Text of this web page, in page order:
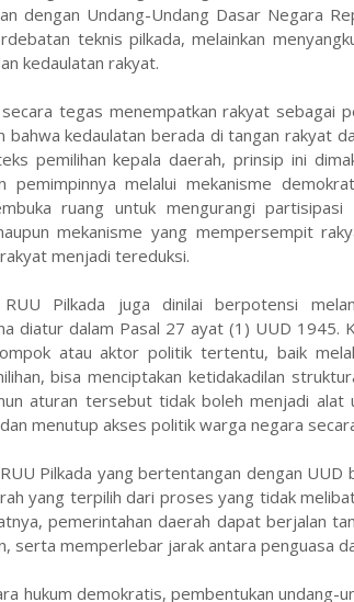
dengan Undang-Undang Dasar Negara
teknis pilkada, melainkan
kedaulatan rakyat.
tegas menempatkan rakyat sebagai
bahwa kedaulatan berada di tangan rakyat
pemilihan kepala daerah, prinsip ini
pemimpinnya melalui mekanisme
ruang untuk mengurangi
mekanisme yang mempersempit
menjadi tereduksi.
Pilkada juga dinilai berpotensi
diatur dalam Pasal 27 ayat (1) UUD 1945.
atau aktor politik tertentu, baik
bisa menciptakan ketidakadilan
aturan tersebut tidak boleh menjadi alat
menutup akses politik warga negara
Pilkada yang bertentangan dengan
yang terpilih dari proses yang tidak
pemerintahan daerah dapat berjalan
serta memperlebar jarak antara penguasa
hukum demokratis, pembentukan undang-